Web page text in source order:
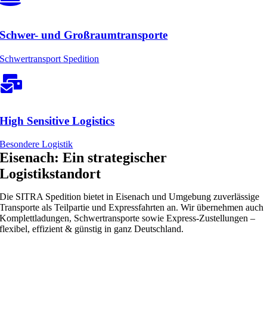
Schwer- und Großraumtransporte
Schwertransport Spedition
High Sensitive Logistics
Besondere Logistik
Eisenach: Ein strategischer
Logistikstandort
Die SITRA Spedition bietet in Eisenach und Umgebung zuverlässige
Transporte als Teilpartie und Expressfahrten an. Wir übernehmen auch
Komplettladungen, Schwertransporte sowie Express-Zustellungen –
flexibel, effizient & günstig in ganz Deutschland.